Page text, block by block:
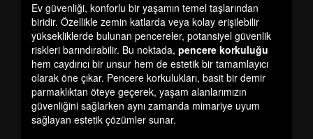
Ev güvenliği, konforlu bir yaşamın temel taşlarından
biridir. Özellikle zemin katlarda veya kolay erişilebilir
yüksekliklerde bulunan pencereler, potansiyel güvenlik
riskleri barındırabilir. Bu noktada, pencere korkuluğu
hem caydırıcı bir unsur hem de estetik bir tamamlayıcı
olarak öne çıkar. Pencere korkulukları, basit bir demir
parmaklıktan öteye geçerek, yaşam alanlarımızın
güvenliğini sağlarken aynı zamanda mimariye uyum
sağlayan estetik çözümler sunar.